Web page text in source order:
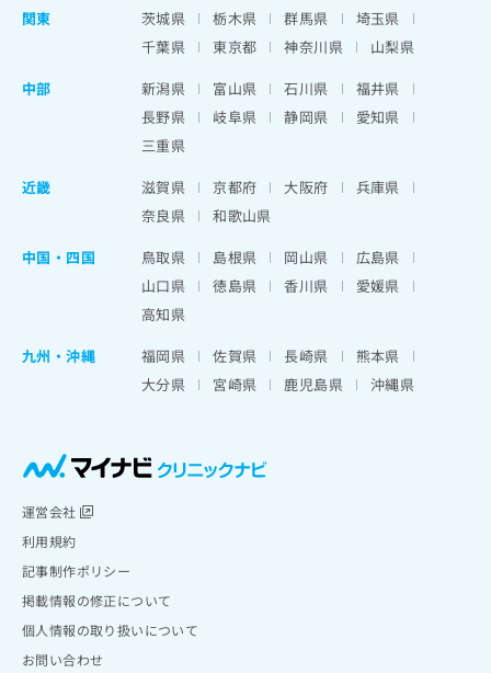
関東
茨城県 栃木県 群馬県
埼玉県
千葉県
東京都 神奈川県
山梨県
中部
新潟県 富山県 石川県
福井県
長野県
岐阜県 静岡県
愛知県
三重県
近畿
滋賀県 京都府 大阪府
兵庫県
奈良県
和歌山県
中国・四国
鳥取県 島根県 岡山県
広島県
山口県
徳島県 香川県
愛媛県
高知県
九州・沖縄
福岡県 佐賀県 長崎県
熊本県
大分県
宮崎県 鹿児島県 沖縄県
運営会社
利用規約
記事制作ポリシー
掲載情報の修正について
個人情報の取り扱いについて
お問い合わせ